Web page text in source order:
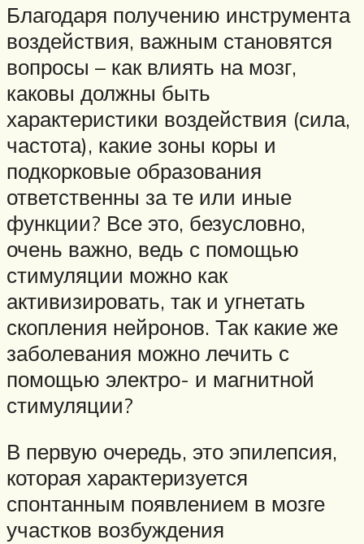
Благодаря получению инструмента
воздействия, важным становятся
вопросы – как влиять на мозг,
каковы должны быть
характеристики воздействия (сила,
частота), какие зоны коры и
подкорковые образования
ответственны за те или иные
функции? Все это, безусловно,
очень важно, ведь с помощью
стимуляции можно как
активизировать, так и угнетать
скопления нейронов. Так какие же
заболевания можно лечить с
помощью электро- и магнитной
стимуляции?
В первую очередь, это эпилепсия,
которая характеризуется
спонтанным появлением в мозге
участков возбуждения